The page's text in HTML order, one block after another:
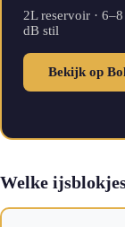
2L reservoir ·
dB stil
Bekijk op
Welke